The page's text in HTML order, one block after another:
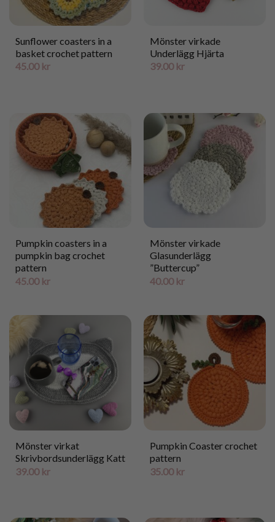
Sunflower coasters in a
basket crochet pattern
45.00 kr
Mönster virkade
Underlägg Hjärta
39.00 kr
Pumpkin coasters in a
pumpkin bag crochet
pattern
45.00 kr
Mönster virkade
Glasunderlägg
”Buttercup”
40.00 kr
Mönster virkat
Skrivbordsunderlägg Katt
39.00 kr
Pumpkin Coaster crochet
pattern
35.00 kr